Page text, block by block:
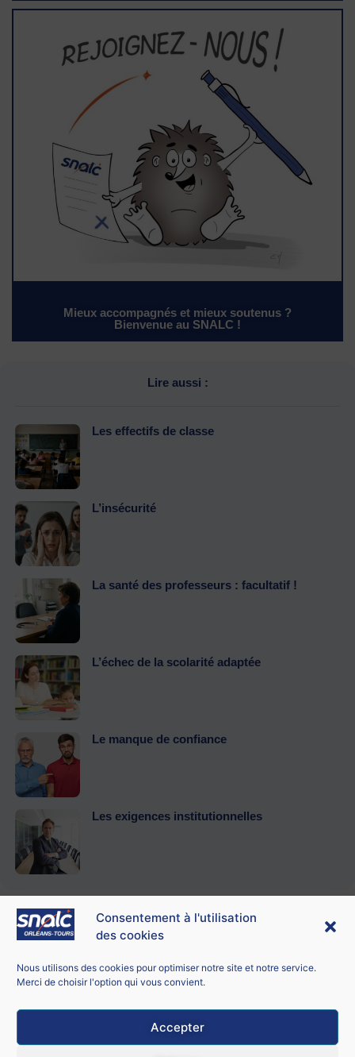
Consentement à l'utilisation
des cookies
Nous utilisons des cookies pour optimiser notre site et notre service.
Merci de choisir l'option qui vous convient.
Accepter
Mieux accompagnés et mieux soutenus ?
Bienvenue au SNALC !
Lire aussi :
Les effectifs de classe
L’insécurité
La santé des professeurs : facultatif !
L’échec de la scolarité adaptée
Le manque de confiance
Les exigences institutionnelles
Contacter le SNALC Orléans-Tours
21 bis rue George Sand
18100 Vierzon